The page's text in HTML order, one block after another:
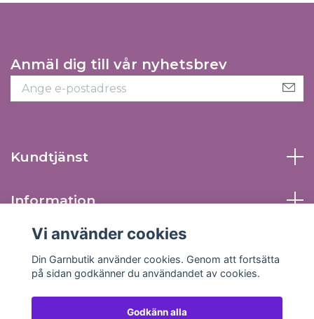
Anmäl dig till vår nyhetsbrev
Kundtjänst
Information
Sociala medier
Vi använder cookies
Din Garnbutik använder cookies. Genom att fortsätta
på sidan godkänner du användandet av cookies.
Godkänn alla